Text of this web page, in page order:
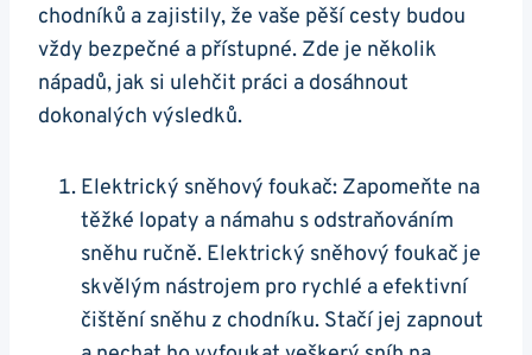
chodníků a zajistily, že vaše pěší cesty budou
vždy⁢ bezpečné a přístupné. Zde je několik⁤
nápadů, ⁢jak si⁤ ulehčit práci a dosáhnout
dokonalých výsledků.
Elektrický ⁢sněhový‍ foukač: Zapomeňte na
těžké lopaty a ‌námahu s odstraňováním
sněhu ručně. Elektrický sněhový foukač je
skvělým nástrojem pro rychlé a efektivní
čištění sněhu ‌z chodníku. Stačí jej zapnout